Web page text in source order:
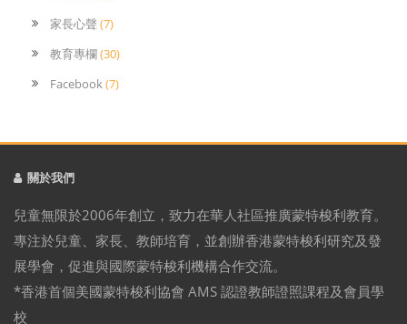
家長心聲 (7)
教育專欄(30)
Facebook(7)
關於我們
兒童無限於2006年創立，致力在華人社區推廣蒙特梭利教育。
專注於兒童、家長、教師培育，並創辦香港蒙特梭利研究及發
展學會，促進與國際蒙特梭利機構合作交流。
*香港首個美國蒙特梭利協會 AMS 認證教師證照課程及會員學
校